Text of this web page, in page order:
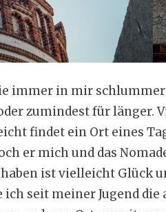
immer in mir
zumindest für länger.
findet ein Ort eines
er mich und das
ist vielleicht Glück
ich seit meiner Jugend